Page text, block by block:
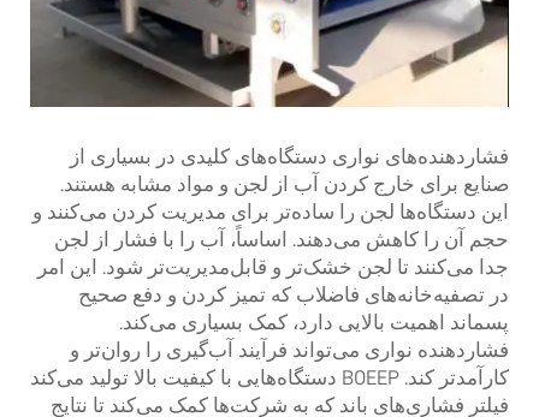
فشاردهنده‌های نواری دستگاه‌های کلیدی در بسیاری از
صنایع برای خارج کردن آب از لجن و مواد مشابه هستند.
این دستگاه‌ها لجن را ساده‌تر برای مدیریت کردن می‌کنند و
حجم آن را کاهش می‌دهند. اساساً، آب را با فشار از لجن
جدا می‌کنند تا لجن خشک‌تر و قابل‌مدیریت‌تر شود. این امر
در تصفیه‌خانه‌های فاضلاب که تمیز کردن و دفع صحیح
پسماند اهمیت بالایی دارد، کمک بسیاری می‌کند.
فشاردهنده نواری می‌تواند فرآیند آب‌گیری را روان‌تر و
کارآمدتر کند. BOEEP دستگاه‌هایی با کیفیت بالا تولید می‌کند
فیلتر فشاری‌های باند که به شرکت‌ها کمک می‌کند تا نتایج